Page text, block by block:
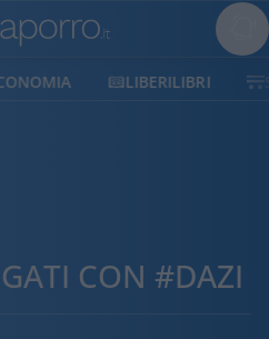
SHOP SOSTIENICI
CON #DAZI